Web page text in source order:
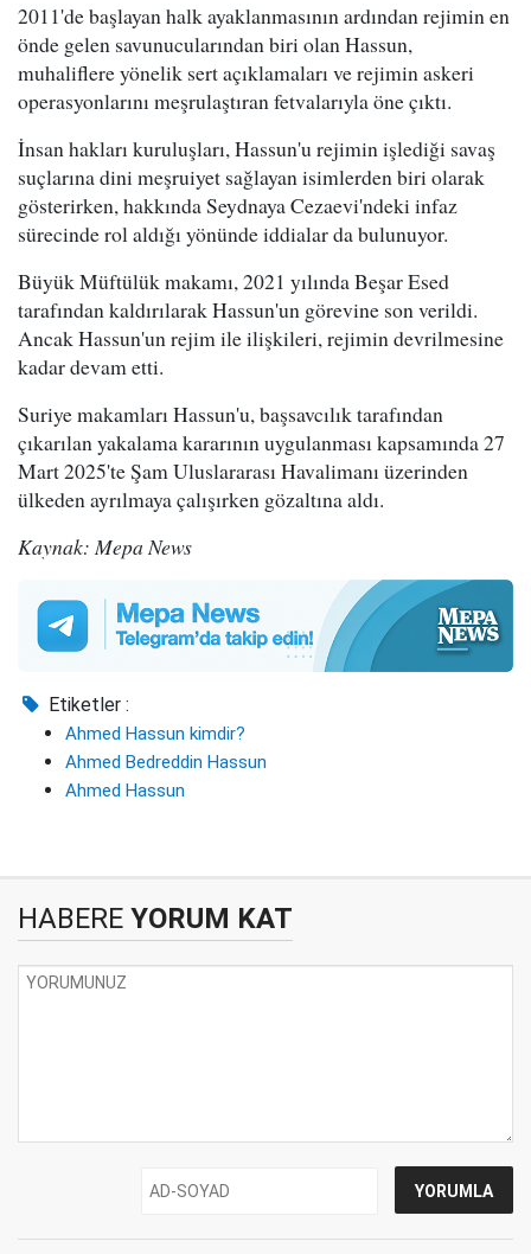
2011'de başlayan halk ayaklanmasının ardından rejimin en
önde gelen savunucularından biri olan Hassun,
muhaliflere yönelik sert açıklamaları ve rejimin askeri
operasyonlarını meşrulaştıran fetvalarıyla öne çıktı.
İnsan hakları kuruluşları, Hassun'u rejimin işlediği savaş
suçlarına dini meşruiyet sağlayan isimlerden biri olarak
gösterirken, hakkında Seydnaya Cezaevi'ndeki infaz
sürecinde rol aldığı yönünde iddialar da bulunuyor.
Büyük Müftülük makamı, 2021 yılında Beşar Esed
tarafından kaldırılarak Hassun'un görevine son verildi.
Ancak Hassun'un rejim ile ilişkileri, rejimin devrilmesine
kadar devam etti.
Suriye makamları Hassun'u, başsavcılık tarafından
çıkarılan yakalama kararının uygulanması kapsamında 27
Mart 2025'te Şam Uluslararası Havalimanı üzerinden
ülkeden ayrılmaya çalışırken gözaltına aldı.
Kaynak: Mepa News
Etiketler :
Ahmed Hassun kimdir?
Ahmed Bedreddin Hassun
Ahmed Hassun
HABERE YORUM KAT